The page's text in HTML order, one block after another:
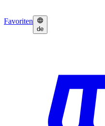
Favoriten
de